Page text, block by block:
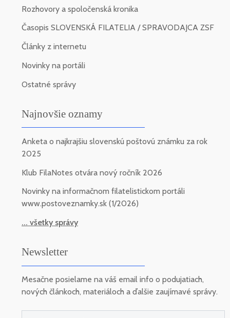
Rozhovory a spoločenská kronika
Časopis SLOVENSKÁ FILATELIA / SPRAVODAJCA ZSF
Články z internetu
Novinky na portáli
Ostatné správy
Najnovšie oznamy
Anketa o najkrajšiu slovenskú poštovú známku za rok
2025
Klub FilaNotes otvára nový ročník 2026
Novinky na informačnom filatelistickom portáli
www.postoveznamky.sk (1/2026)
... všetky správy
Newsletter
Mesačne posielame na váš email info o podujatiach,
nových článkoch, materiáloch a ďalšie zaujímavé správy.